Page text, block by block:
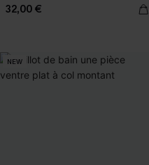
32,00 €
NEW